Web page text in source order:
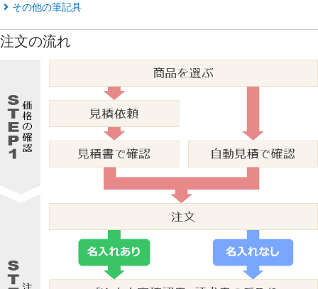
その他の筆記具
注文の流れ